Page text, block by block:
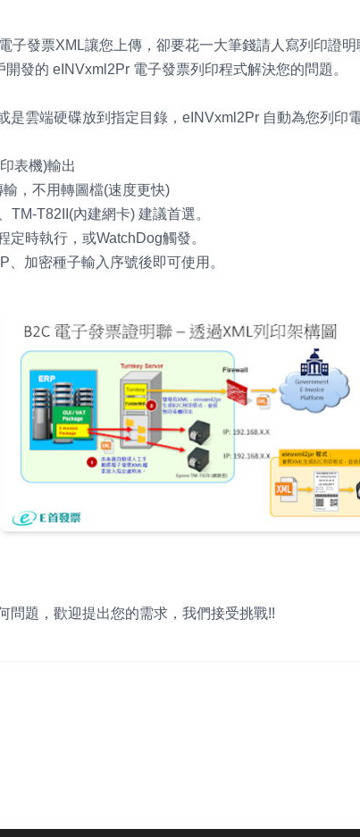
子發票XML讓您上傳，卻要花一大筆錢請人寫列印證明
發的 eINVxml2Pr 電子發票列印程式解決您的問題。
是雲端硬碟放到指定目錄，eINVxml2Pr 自動為您列印
表機)輸出
，不用轉圖檔(速度更快)
TM-T82II(內建網卡) 建議首選。
定時執行，或WatchDog觸發。
、加密種子輸入序號後即可使用。
問題，歡迎提出您的需求，我們接受挑戰!!